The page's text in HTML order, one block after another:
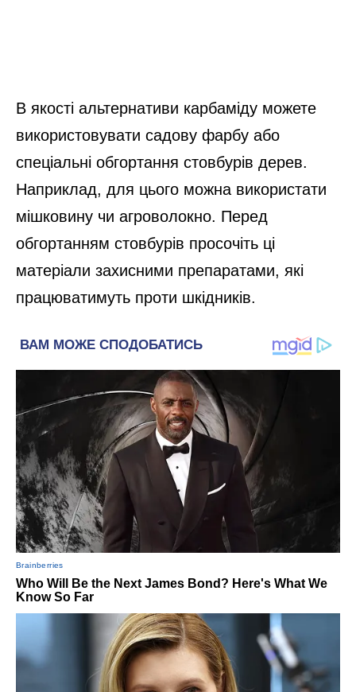
В якості альтернативи карбаміду можете
використовувати садову фарбу або
спеціальні обгортання стовбурів дерев.
Наприклад, для цього можна використати
мішковину чи агроволокно. Перед
обгортанням стовбурів просочіть ці
матеріали захисними препаратами, які
працюватимуть проти шкідників.